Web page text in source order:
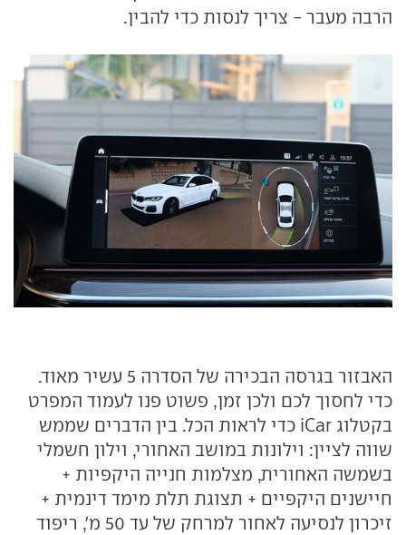
הרבה מעבר - צריך לנסות כדי להבין.
האבזור בגרסה הבכירה של הסדרה 5 עשיר מאוד.
כדי לחסוך לכם ולכן זמן, פשוט פנו לעמוד המפרט
בקטלוג iCar כדי לראות הכל. בין הדברים שממש
שווה לציין: וילונות במושב האחורי, וילון חשמלי
בשמשה האחורית, מצלמות חנייה היקפיות +
חיישנים היקפיים + תצוגת תלת מימד דינמית +
זיכרון לנסיעה לאחור למרחק של עד 50 מ', ריפוד